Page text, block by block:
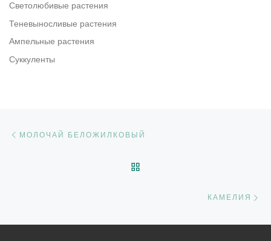
Светолюбивые растения
Теневыносливые растения
Ампельные растения
Суккуленты
МОЛОЧАЙ БЕЛОЖИЛКОВЫЙ
КАМЕЛИЯ